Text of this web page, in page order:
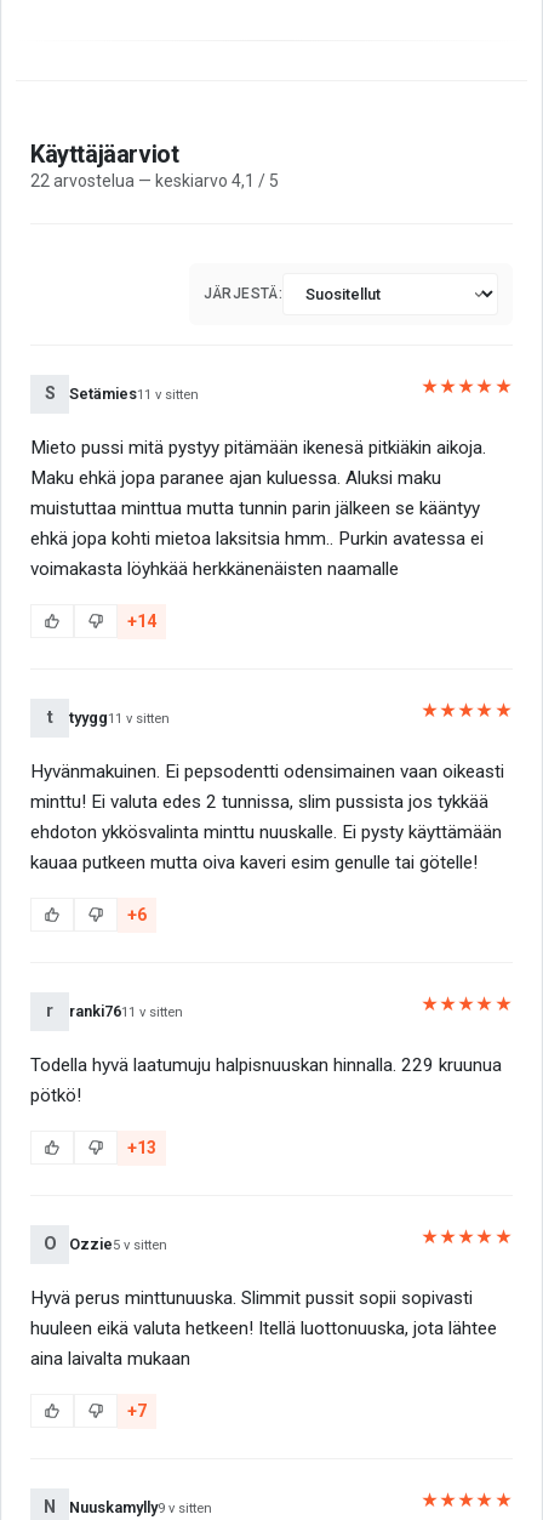
Käyttäjäarviot
22 arvostelua — keskiarvo 4,1 / 5
JÄRJESTÄ:
S Setämies11 v sitten ★★★★★
Mieto pussi mitä pystyy pitämään ikenesä pitkiäkin aikoja.
Maku ehkä jopa paranee ajan kuluessa. Aluksi maku
muistuttaa minttua mutta tunnin parin jälkeen se kääntyy
ehkä jopa kohti mietoa laksitsia hmm.. Purkin avatessa ei
voimakasta löyhkää herkkänenäisten naamalle
+14
t tyygg11 v sitten ★★★★★
Hyvänmakuinen. Ei pepsodentti odensimainen vaan oikeasti
minttu! Ei valuta edes 2 tunnissa, slim pussista jos tykkää
ehdoton ykkösvalinta minttu nuuskalle. Ei pysty käyttämään
kauaa putkeen mutta oiva kaveri esim genulle tai götelle!
+6
r ranki7611 v sitten ★★★★★
Todella hyvä laatumuju halpisnuuskan hinnalla. 229 kruunua
pötkö!
+13
O Ozzie5 v sitten ★★★★★
Hyvä perus minttunuuska. Slimmit pussit sopii sopivasti
huuleen eikä valuta hetkeen! Itellä luottonuuska, jota lähtee
aina laivalta mukaan
+7
N Nuuskamylly9 v sitten ★★★★★